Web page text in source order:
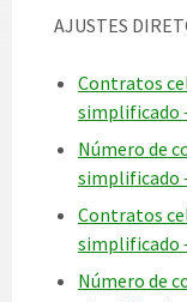
AJUSTES
Contratos
simplificado
Número de
simplificado
Contratos
simplificado
Número de